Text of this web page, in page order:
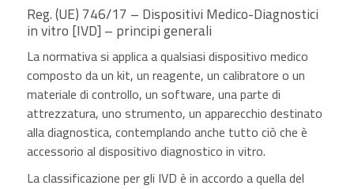
Reg. (UE) 746/17 – Dispositivi Medico-Diagnostici
in vitro [IVD] – principi generali
La normativa si applica a qualsiasi dispositivo medico
composto da un kit, un reagente, un calibratore o un
materiale di controllo, un software, una parte di
attrezzatura, uno strumento, un apparecchio destinato
alla diagnostica, contemplando anche tutto ciò che è
accessorio al dispositivo diagnostico in vitro.
La classificazione per gli IVD è in accordo a quella del